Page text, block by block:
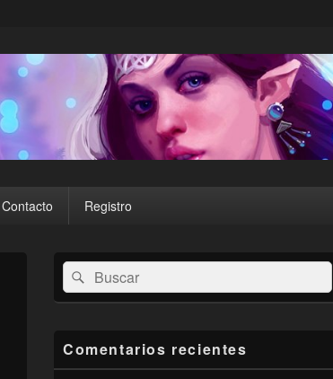
Contacto Registro
El
área
de
lateral
primaria
Buscar
por:
Buscar
Comentarios recientes